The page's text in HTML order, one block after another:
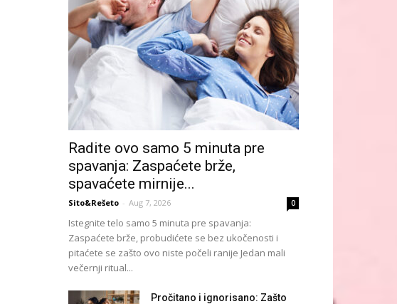
Radite ovo samo 5 minuta pre
spavanja: Zaspaćete brže,
spavaćete mirnije...
Sito&Rešeto - Aug 7, 2026 0
Istegnite telo samo 5 minuta pre spavanja:
Zaspaćete brže, probudićete se bez ukočenosti i
pitaćete se zašto ovo niste počeli ranije Jedan mali
večernji ritual...
Pročitano i ignorisano: Zašto